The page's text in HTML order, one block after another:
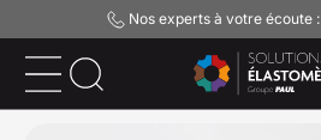
Nos experts à votre écoute :